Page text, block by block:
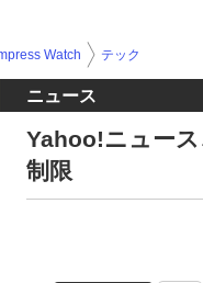
Watch テック
ニュース
Yahoo!ニュー
制限